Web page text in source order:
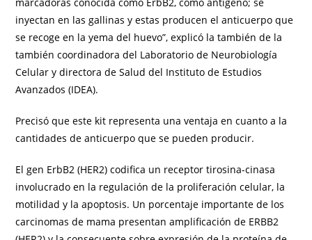
inyectan en las gallinas y estas producen el anticuerpo que
se recoge en la yema del huevo”, explicó la también de la
también coordinadora del Laboratorio de Neurobiología
Celular y directora de Salud del Instituto de Estudios
Avanzados (IDEA).
Precisó que este kit representa una ventaja en cuanto a la
cantidades de anticuerpo que se pueden producir.
El gen ErbB2 (HER2) codifica un receptor tirosina-cinasa
involucrado en la regulación de la proliferación celular, la
motilidad y la apoptosis. Un porcentaje importante de los
carcinomas de mama presentan amplificación de ERBB2